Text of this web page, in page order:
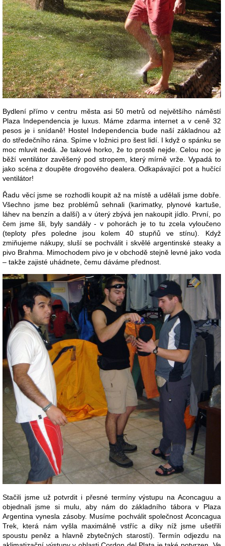
Bydlení přímo v centru města asi 50 metrů od největšího náměstí
Plaza Independencia je luxus. Máme zdarma internet a v ceně 32
pesos je i snídaně! Hostel Independencia bude naší základnou až
do středečního rána. Spíme v ložnici pro šest lidí. I když o spánku se
moc mluvit nedá. Je takové horko, že to prostě nejde. Celou noc je
běží ventilátor zavěšený pod stropem, který mírně vrže. Vypadá to
jako scéna z doupěte drogového dealera. Odkapávající pot a hučící
ventilátor!
Řadu věcí jsme se rozhodli koupit až na místě a udělali jsme dobře.
Všechno jsme bez problémů sehnali (karimatky, plynové kartuše,
láhev na benzín a další) a v úterý zbývá jen nakoupit jídlo. První, po
čem jsme šli, byly sandály - v pohorách je to tu zcela vyloučeno
(teploty přes poledne jsou kolem 40 stupňů ve stínu). Když
zmiňujeme nákupy, sluší se pochválit i skvělé argentinské steaky a
pivo Brahma. Mimochodem pivo je v obchodě stejně levné jako voda
– takže zajisté uhádnete, čemu dáváme přednost.
Stačili jsme už potvrdit i přesné termíny výstupu na Aconcaguu a
objednali jsme si mulu, aby nám do základního tábora v Plaza
Argentina vynesla zásoby. Musíme pochválit společnost Aconcagua
Trek, která nám vyšla maximálně vstříc a díky níž jsme ušetřili
spoustu peněz a hlavně zbytečných starostí). Termín odjezdu na